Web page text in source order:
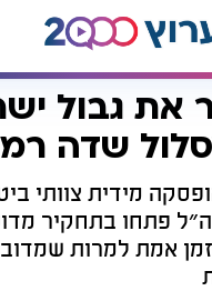
כטב"ם חדר את גבול ישראל ופגע ליד מסלול שדה רמון
את גבול
שדה
מידית צוותי
פתחו בתחקיר
אמת למרות